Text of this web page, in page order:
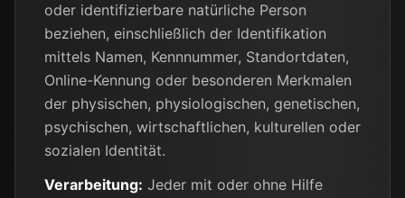
oder identifizierbare natürliche Person
beziehen, einschließlich der Identifikation
mittels Namen, Kennnummer, Standortdaten,
Online-Kennung oder besonderen Merkmalen
der physischen, physiologischen, genetischen,
psychischen, wirtschaftlichen, kulturellen oder
sozialen Identität.
Verarbeitung: Jeder mit oder ohne Hilfe